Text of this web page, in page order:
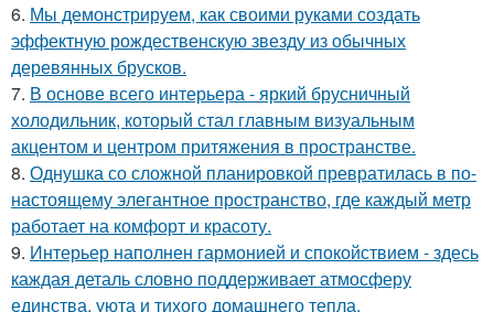
6. Мы демонстрируем, как своими руками создать
эффектную рождественскую звезду из обычных
деревянных брусков.
7. В основе всего интерьера - яркий брусничный
холодильник, который стал главным визуальным
акцентом и центром притяжения в пространстве.
8. Однушка со сложной планировкой превратилась в по-
настоящему элегантное пространство, где каждый метр
работает на комфорт и красоту.
9. Интерьер наполнен гармонией и спокойствием - здесь
каждая деталь словно поддерживает атмосферу
единства, уюта и тихого домашнего тепла.